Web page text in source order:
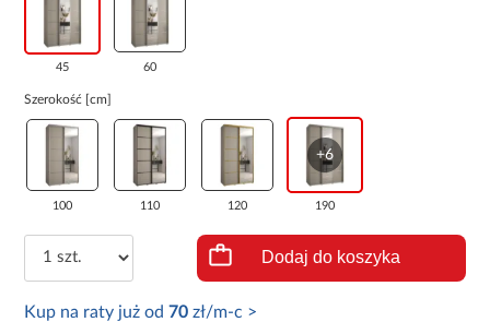
45 60
Szerokość [cm]
100 110 120
+6
190
Dodaj do koszyka
Kup na raty już od70 zł/m-c >